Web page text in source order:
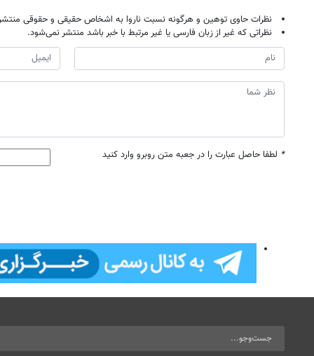
نظرات حاوی توهین و هرگونه نسبت ناروا به اشخاص حقیقی و حقوقی
نظراتی که غیر از زبان فارسی یا غیر مرتبط با خبر باشد منتشر نمی‌شود.
* لطفا حاصل عبارت را در جعبه متن روبرو وارد کنید